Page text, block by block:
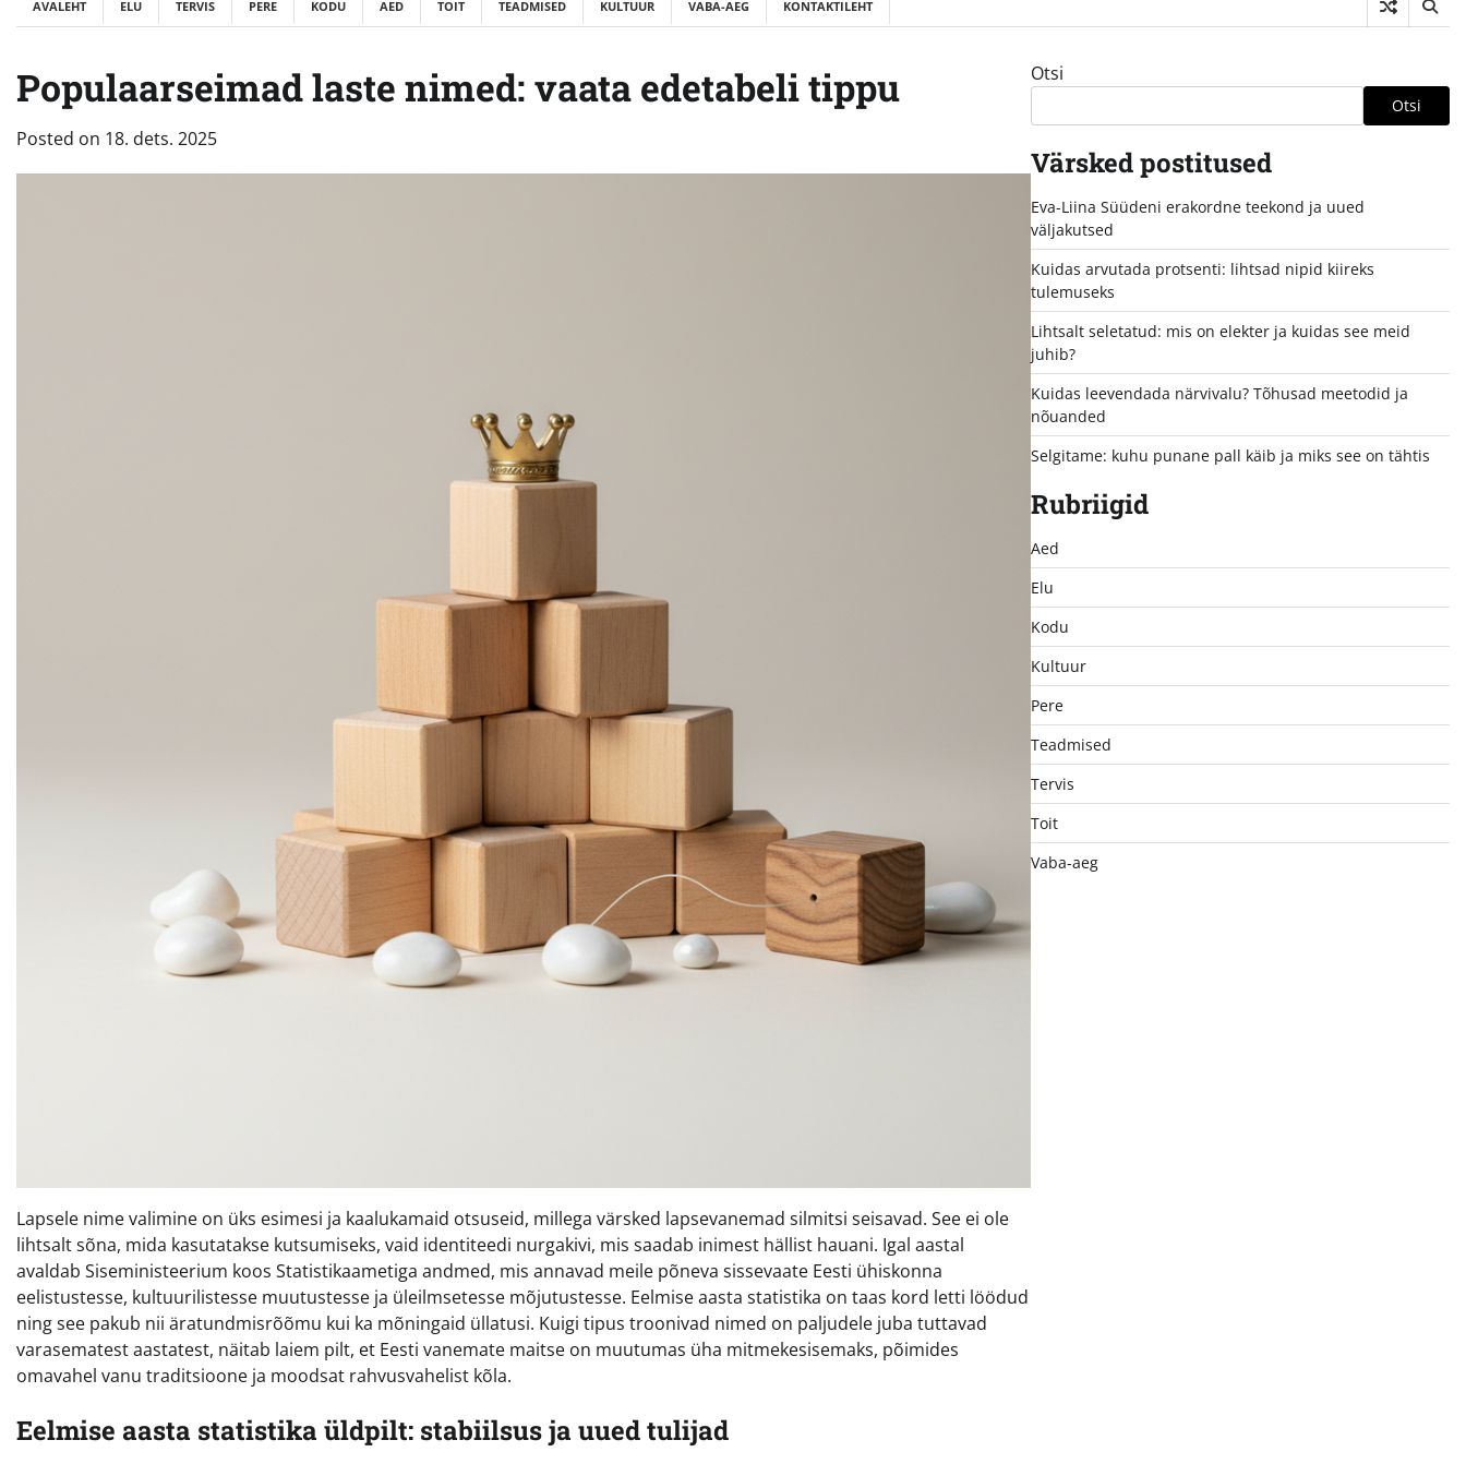
AVALEHT ELU TERVIS PERE KODU AED TOIT TEADMISED KULTUUR VABA-AEG KONTAKTILEHT
Populaarseimad laste nimed: vaata edetabeli tippu
Posted on 18. dets. 2025
Lapsele nime valimine on üks esimesi ja kaalukamaid otsuseid, millega värsked lapsevanemad silmitsi seisavad. See ei ole
lihtsalt sõna, mida kasutatakse kutsumiseks, vaid identiteedi nurgakivi, mis saadab inimest hällist hauani. Igal aastal
avaldab Siseministeerium koos Statistikaametiga andmed, mis annavad meile põneva sissevaate Eesti ühiskonna
eelistustesse, kultuurilistesse muutustesse ja üleilmsetesse mõjutustesse. Eelmise aasta statistika on taas kord letti löödud
ning see pakub nii äratundmisrõõmu kui ka mõningaid üllatusi. Kuigi tipus troonivad nimed on paljudele juba tuttavad
varasematest aastatest, näitab laiem pilt, et Eesti vanemate maitse on muutumas üha mitmekesisemaks, põimides
omavahel vanu traditsioone ja moodsat rahvusvahelist kõla.
Eelmise aasta statistika üldpilt: stabiilsus ja uued tulijad
Otsi
Otsi
Värsked postitused
Eva-Liina Süüdeni erakordne teekond ja uued
väljakutsed
Kuidas arvutada protsenti: lihtsad nipid kiireks
tulemuseks
Lihtsalt seletatud: mis on elekter ja kuidas see meid
juhib?
Kuidas leevendada närvivalu? Tõhusad meetodid ja
nõuanded
Selgitame: kuhu punane pall käib ja miks see on tähtis
Rubriigid
Aed
Elu
Kodu
Kultuur
Pere
Teadmised
Tervis
Toit
Vaba-aeg